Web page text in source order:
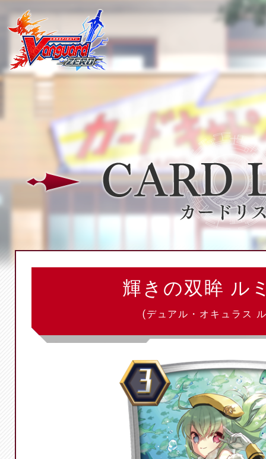
輝きの双眸 ル
(デュアル・オキュラス